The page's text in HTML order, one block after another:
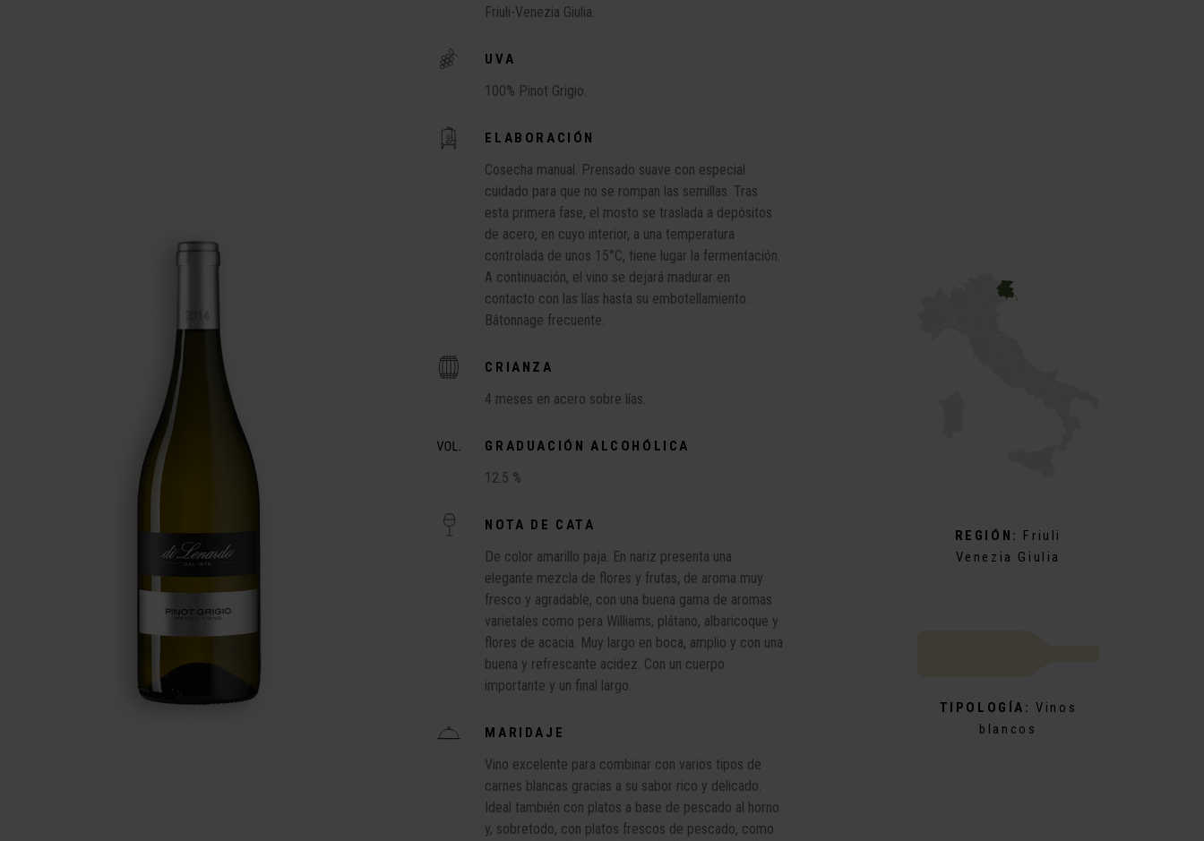
Friuli-Venezia Giulia.
UVA
100% Pinot Grigio.
ELABORACIÓN
Cosecha manual. Prensado suave con especial
cuidado para que no se rompan las semillas. Tras
esta primera fase, el mosto se traslada a depósitos
de acero, en cuyo interior, a una temperatura
controlada de unos 15°C, tiene lugar la fermentación.
A continuación, el vino se dejará madurar en
contacto con las lías hasta su embotellamiento.
Bâtonnage frecuente.
CRIANZA
4 meses en acero sobre lías.
GRADUACIÓN ALCOHÓLICA
12.5 %
NOTA DE CATA
De color amarillo paja. En nariz presenta una
elegante mezcla de flores y frutas, de aroma muy
fresco y agradable, con una buena gama de aromas
varietales como pera Williams, plátano, albaricoque y
flores de acacia. Muy largo en boca, amplio y con una
buena y refrescante acidez. Con un cuerpo
importante y un final largo.
MARIDAJE
Vino excelente para combinar con varios tipos de
carnes blancas gracias a su sabor rico y delicado.
Ideal también con platos a base de pescado al horno
y, sobretodo, con platos frescos de pescado, como
REGIÓN: Friuli
Venezia Giulia
TIPOLOGÍA:Vinos
blancos